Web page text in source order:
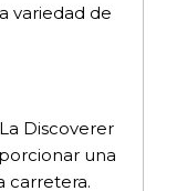
variedad de
Discoverer
una
carretera.